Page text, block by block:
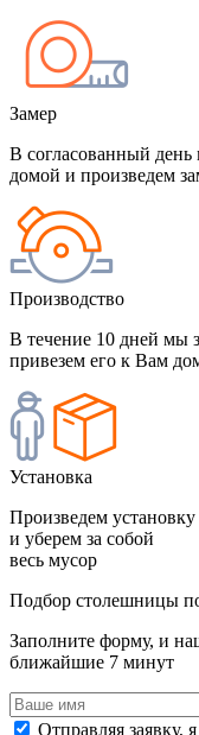
Замер
В согласованный
домой и произведем
Производство
В течение 10 дней мы
привезем его к Вам
Установка
Произведем установку
и уберем за собой
весь мусор
Подбор столешницы
Заполните форму, и
ближайшие 7 минут
Отправляя заявку,